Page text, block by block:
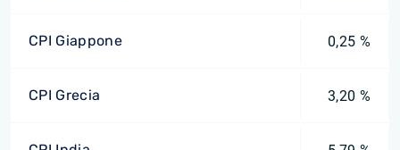
CPI Giappone 0,25 %
CPI Grecia 3,20 %